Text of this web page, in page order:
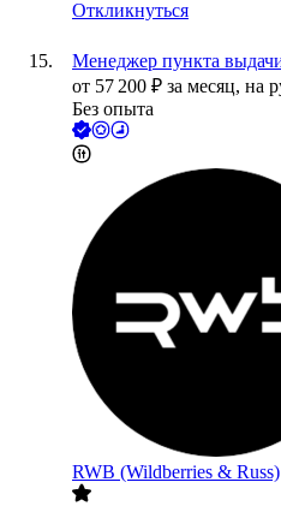
Откликнуться
Менеджер пункта
от 57 200 ₽ за месяц, на
Без опыта
RWB (Wildberries & Russ)